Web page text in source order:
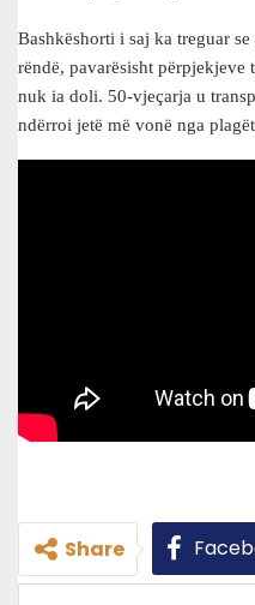
Bashkëshorti i saj ka treguar
rëndë, pavarësisht përpjekjeve
nuk ia doli. 50-vjeçarja u
ndërroi jetë më vonë nga
Share